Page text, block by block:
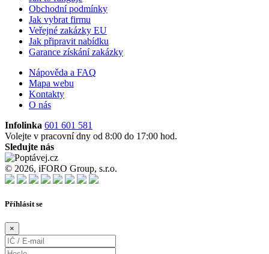
Obchodní podmínky
Jak vybrat firmu
Veřejné zakázky EU
Jak připravit nabídku
Garance získání zakázky
Nápověda a FAQ
Mapa webu
Kontakty
O nás
Infolinka 601 601 581
Volejte v pracovní dny od 8:00 do 17:00 hod.
Sledujte nás
© 2026, iFORO Group, s.r.o.
Příhlásit se
×